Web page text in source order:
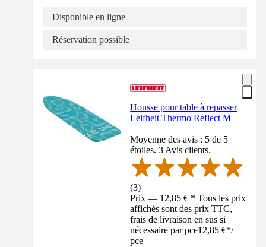
Disponible en ligne
Réservation possible
Housse pour table à repasser
Leifheit Thermo Reflect M
Moyenne des avis : 5 de 5
étoiles. 3 Avis clients.
(3)
Prix — 12,85 € * Tous les prix
affichés sont des prix TTC,
frais de livraison en sus si
nécessaire par pce12,85 €*/
pce